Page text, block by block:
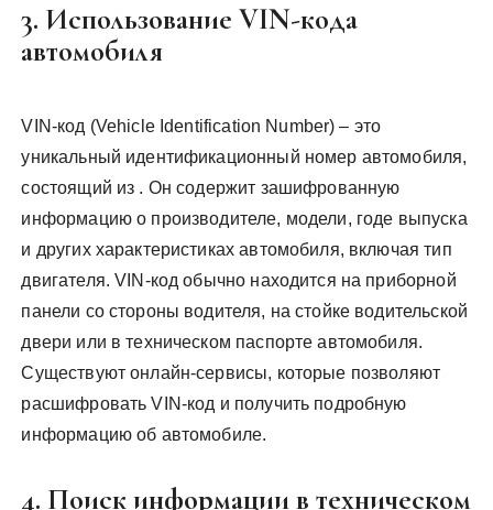
3. Использование VIN-кода
автомобиля
VIN-код (Vehicle Identification Number) – это
уникальный идентификационный номер автомобиля,
состоящий из . Он содержит зашифрованную
информацию о производителе, модели, годе выпуска
и других характеристиках автомобиля, включая тип
двигателя. VIN-код обычно находится на приборной
панели со стороны водителя, на стойке водительской
двери или в техническом паспорте автомобиля.
Существуют онлайн-сервисы, которые позволяют
расшифровать VIN-код и получить подробную
информацию об автомобиле.
4. Поиск информации в техническом